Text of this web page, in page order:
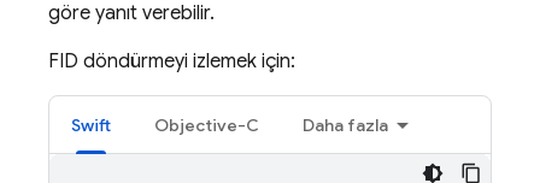
göre yanıt verebilir.
FID döndürmeyi izlemek için:
Swift Objective-C Daha fazla